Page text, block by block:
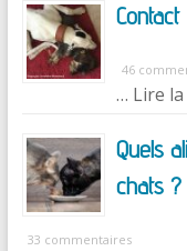
Contact
46
… Lire
Quels
chats ?
33 commentaires